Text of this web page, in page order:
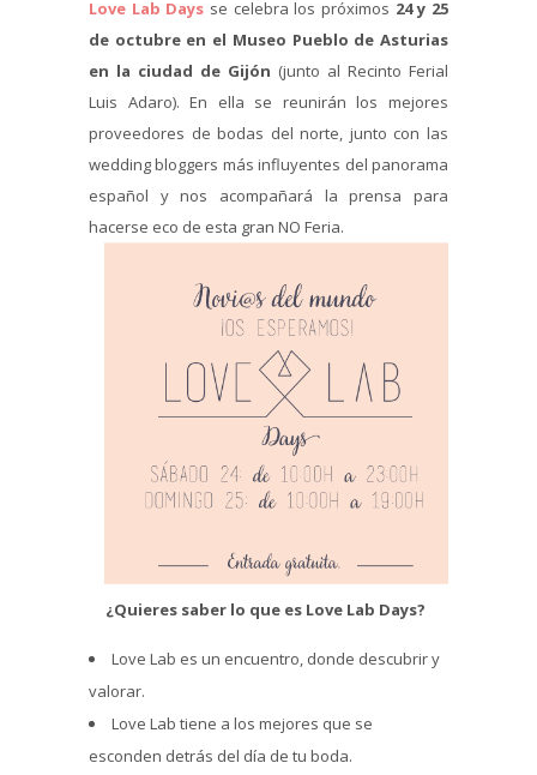
Love Lab Days se celebra los próximos 24 y 25
de octubre en el Museo Pueblo de Asturias
en la ciudad de Gijón (junto al Recinto Ferial
Luis Adaro). En ella se reunirán los mejores
proveedores de bodas del norte, junto con las
wedding bloggers más influyentes del panorama
español y nos acompañará la prensa para
hacerse eco de esta gran NO Feria.
¿Quieres saber lo que es Love Lab Days?
Love Lab es un encuentro, donde descubrir y
valorar.
Love Lab tiene a los mejores que se
esconden detrás del día de tu boda.